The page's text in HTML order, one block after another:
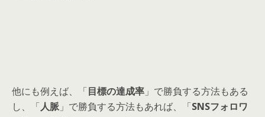
他にも例えば、「目標の達成率 」で勝負する方法もある
し、「人脈」で勝負する方法もあれば、「SNSフォロワ